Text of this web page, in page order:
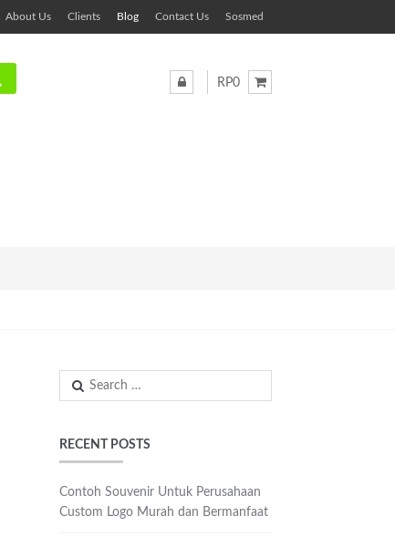
About Us Clients Blog Contact Us Sosmed
RP0
Search
for:
RECENT POSTS
Contoh Souvenir Untuk Perusahaan
Custom Logo Murah dan Bermanfaat